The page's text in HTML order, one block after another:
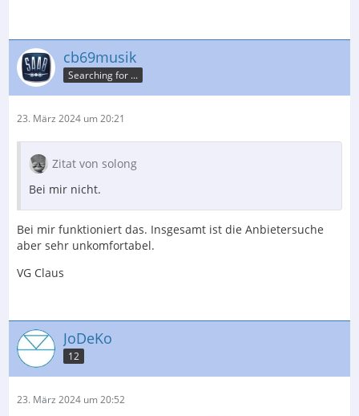
cb69musik
Searching for ...
23. März 2024 um 20:21
Zitat von solong
Bei mir nicht.
Bei mir funktioniert das. Insgesamt ist die Anbietersuche
aber sehr unkomfortabel.
VG Claus
JoDeKo
12
23. März 2024 um 20:52